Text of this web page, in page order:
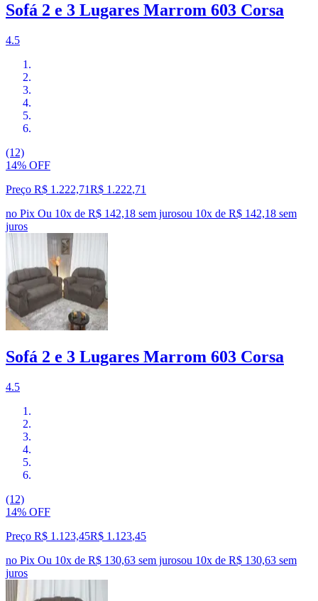
Sofá 2 e 3 Lugares Marrom 603 Corsa
4.5
(12)
14% OFF
Preço R$ 1.222,71R$ 1.222,71
no Pix Ou 10x de R$ 142,18 sem jurosou 10x de R$ 142,18 sem
juros
Sofá 2 e 3 Lugares Marrom 603 Corsa
4.5
(12)
14% OFF
Preço R$ 1.123,45R$ 1.123,45
no Pix Ou 10x de R$ 130,63 sem jurosou 10x de R$ 130,63 sem
juros